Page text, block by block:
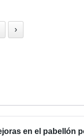
›
en el pabellón